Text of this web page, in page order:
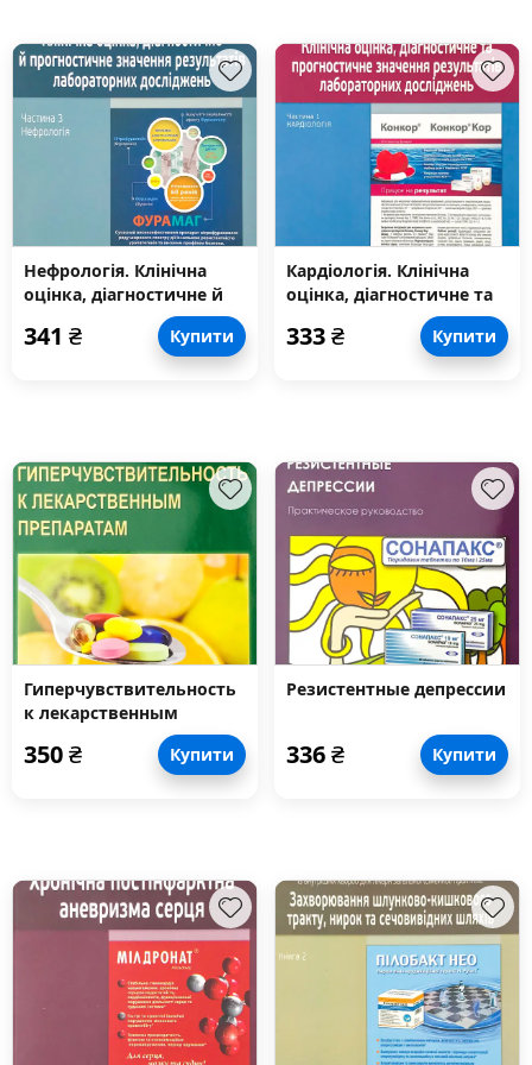
Нефрологія. Клінічна
оцінка, діагностичне й
прогностичне значення
результатів
341 ₴ Купити
Кардіологія. Клінічна
оцінка, діагностичне та
прогностичне значення
результатів
333₴ Купити
Гиперчувствительность
к лекарственным
350₴ Купити
Резистентные депрессии
336₴ Купити